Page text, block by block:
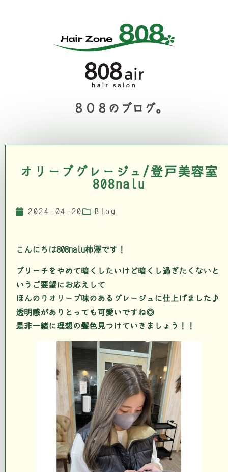
８０８のブログ。
オリーブグレージュ/登戸美容室
808nalu
2024-04-20 Blog
こんにちは808nalu柿澤です！
ブリーチをやめて暗くしたいけど暗くし過ぎたくないと
いうご要望にお応えして
ほんのりオリーブ味のあるグレージュに仕上げました♪
透明感がありとっても可愛いですね◎
是非一緒に理想の髪色見つけていきましょう！！